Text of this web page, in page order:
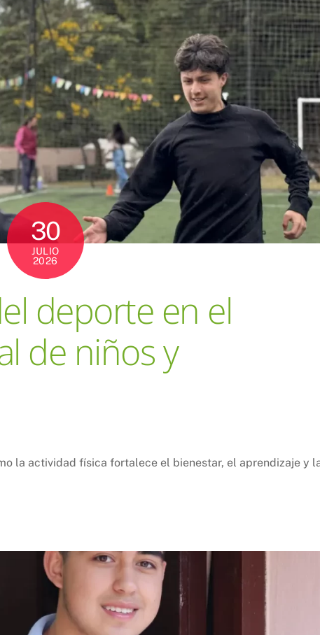
30
JULIO
2026
deporte en el
de niños y
la actividad física fortalece el bienestar, el aprendizaje y